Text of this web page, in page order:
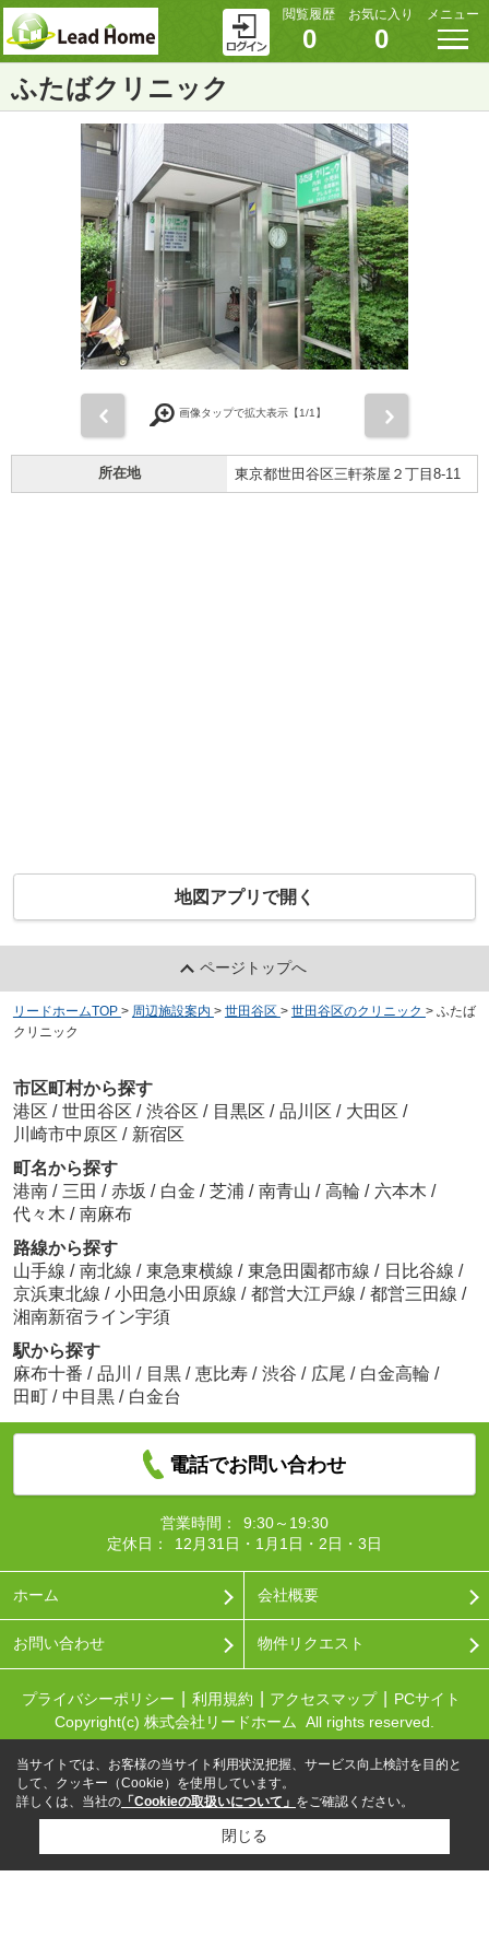
閲覧履歴
0
お気に入り
0
メニュー
ふたばクリニック
画像タップで拡大表示【1/1】
所在地 東京都世田谷区三軒茶屋２丁目8-11
地図アプリで開く
ページトップへ
リードホームTOP > 周辺施設案内 > 世田谷区 > 世田谷区のクリニック > ふたば
クリニック
市区町村から探す
港区 / 世田谷区 / 渋谷区 / 目黒区 / 品川区 / 大田区 /
川崎市中原区 / 新宿区
町名から探す
港南 / 三田 / 赤坂 / 白金 / 芝浦 / 南青山 / 高輪 / 六本木 /
代々木 / 南麻布
路線から探す
山手線 / 南北線 / 東急東横線 / 東急田園都市線 / 日比谷線 /
京浜東北線 / 小田急小田原線 / 都営大江戸線 / 都営三田線 /
湘南新宿ライン宇須
駅から探す
麻布十番 / 品川 / 目黒 / 恵比寿 / 渋谷 / 広尾 / 白金高輪 /
田町 / 中目黒 / 白金台
電話でお問い合わせ
営業時間：
9:30～19:30
定休日：
12月31日・1月1日・2日・3日
ホーム 会社概要
お問い合わせ 物件リクエスト
プライバシーポリシー 利用規約 アクセスマップ
PCサイト
Copyright(c) 株式会社リードホーム All rights reserved.
当サイトでは、お客様の当サイト利用状況把握、サービス向上検討を目的と
して、クッキー（Cookie）を使用しています。
詳しくは、当社の 「Cookieの取扱いについて」 をご確認ください。
閉じる